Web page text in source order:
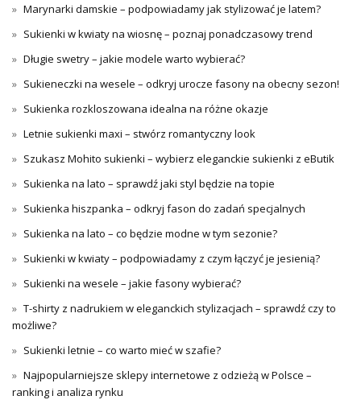
Marynarki damskie – podpowiadamy jak stylizować je latem?
Sukienki w kwiaty na wiosnę – poznaj ponadczasowy trend
Długie swetry – jakie modele warto wybierać?
Sukieneczki na wesele – odkryj urocze fasony na obecny sezon!
Sukienka rozkloszowana idealna na różne okazje
Letnie sukienki maxi – stwórz romantyczny look
Szukasz Mohito sukienki – wybierz eleganckie sukienki z eButik
Sukienka na lato – sprawdź jaki styl będzie na topie
Sukienka hiszpanka – odkryj fason do zadań specjalnych
Sukienka na lato – co będzie modne w tym sezonie?
Sukienki w kwiaty – podpowiadamy z czym łączyć je jesienią?
Sukienki na wesele – jakie fasony wybierać?
T-shirty z nadrukiem w eleganckich stylizacjach – sprawdź czy to
możliwe?
Sukienki letnie – co warto mieć w szafie?
Najpopularniejsze sklepy internetowe z odzieżą w Polsce –
ranking i analiza rynku